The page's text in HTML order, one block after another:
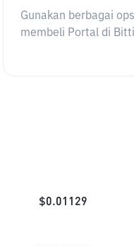
Gunakan berbagai
membeli Portal di
$0.01129